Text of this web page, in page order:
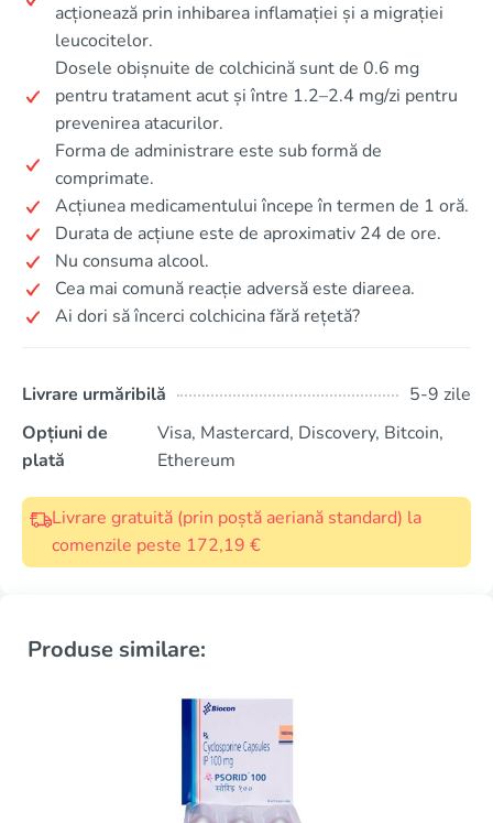
acționează prin inhibarea inflamației și a migrației
leucocitelor.
Dosele obișnuite de colchicină sunt de 0.6 mg
pentru tratament acut și între 1.2–2.4 mg/zi pentru
prevenirea atacurilor.
Forma de administrare este sub formă de
comprimate.
Acțiunea medicamentului începe în termen de 1 oră.
Durata de acțiune este de aproximativ 24 de ore.
Nu consuma alcool.
Cea mai comună reacție adversă este diareea.
Ai dori să încerci colchicina fără rețetă?
Livrare urmăribilă
5-9 zile
Opțiuni de
plată
Visa, Mastercard, Discovery, Bitcoin,
Ethereum
Livrare gratuită (prin poștă aeriană standard) la
comenzile peste 172,19 €
Produse similare: